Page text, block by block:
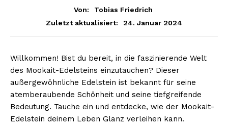
Von:
Tobias Friedrich
Zuletzt aktualisiert:
24. Januar 2024
Willkommen! Bist du bereit, in die faszinierende Welt
des Mookait-Edelsteins einzutauchen? Dieser
außergewöhnliche Edelstein ist bekannt für seine
atemberaubende Schönheit und seine tiefgreifende
Bedeutung. Tauche ein und entdecke, wie der Mookait-
Edelstein deinem Leben Glanz verleihen kann.